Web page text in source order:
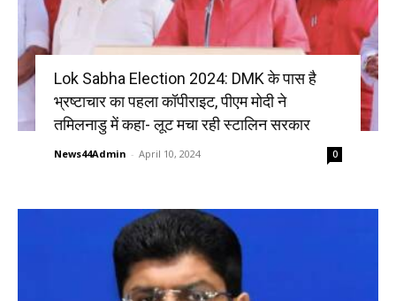
Lok Sabha Election 2024: DMK के पास है
भ्रष्टाचार का पहला कॉपीराइट, पीएम मोदी ने
तमिलनाडु में कहा- लूट मचा रही स्टालिन सरकार
News44Admin - April 10, 2024 0